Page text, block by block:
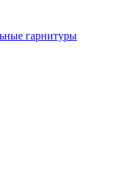
гарнитуры